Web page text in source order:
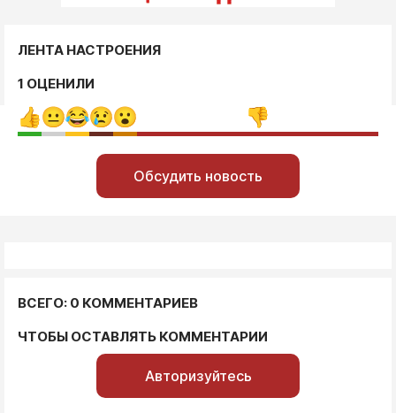
ЛЕНТА НАСТРОЕНИЯ
1 ОЦЕНИЛИ
Обсудить новость
ВСЕГО: 0 КОММЕНТАРИЕВ
ЧТОБЫ ОСТАВЛЯТЬ КОММЕНТАРИИ
Авторизуйтесь